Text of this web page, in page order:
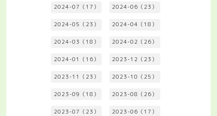
2024-07（17） 2024-06（23）
2024-05（23） 2024-04（18）
2024-03（18） 2024-02（26）
2024-01（16） 2023-12（23）
2023-11（23） 2023-10（25）
2023-09（18） 2023-08（26）
2023-07（23） 2023-06（17）